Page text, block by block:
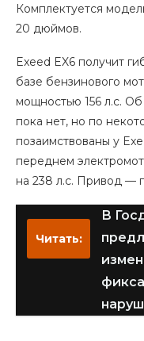
Комплектуется
20 дюймов.
Exeed EX6 получит
базе бензинового
мощностью 156 л.с.
пока нет, но по
позаимствованы у
переднем
на 238 л.с. Привод —
Читать:
В